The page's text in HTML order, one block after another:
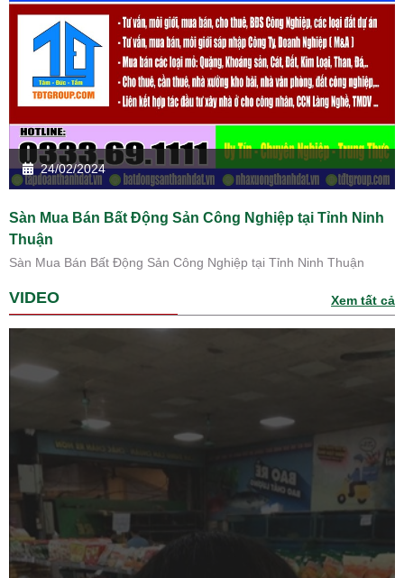
24/02/2024
Sàn Mua Bán Bất Động Sản Công Nghiệp tại Tỉnh Ninh
Thuận
Sàn Mua Bán Bất Động Sản Công Nghiệp tại Tỉnh Ninh Thuận
VIDEO Xem tất cả